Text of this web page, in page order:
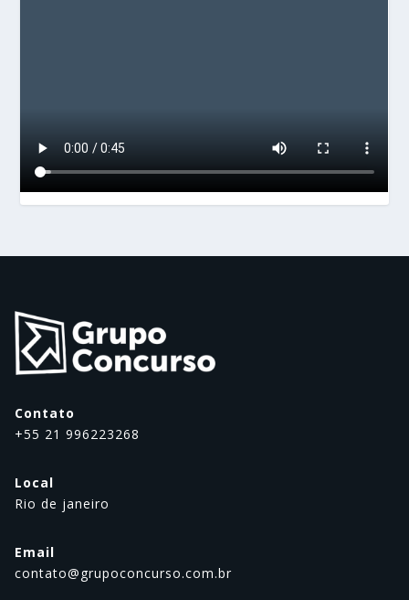
Contato
+55 21 996223268
Local
Rio de janeiro
Email
contato@grupoconcurso.com.br